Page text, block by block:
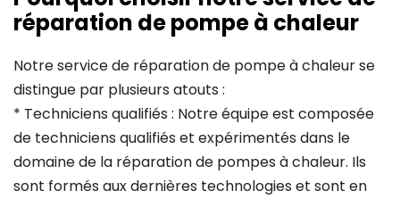
réparation de pompe à chaleur
Notre service de réparation de pompe à chaleur se
distingue par plusieurs atouts :
* Techniciens qualifiés : Notre équipe est composée
de techniciens qualifiés et expérimentés dans le
domaine de la réparation de pompes à chaleur. Ils
sont formés aux dernières technologies et sont en